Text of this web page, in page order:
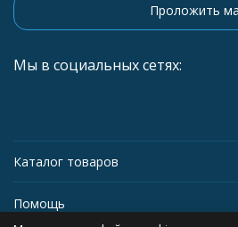
Проложить
Мы в социальных сетях:
Каталог товаров
Помощь